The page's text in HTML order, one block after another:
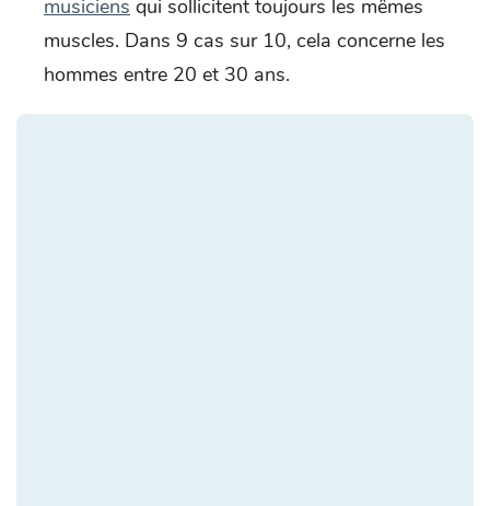
musiciens qui sollicitent toujours les mêmes
muscles. Dans 9 cas sur 10, cela concerne les
hommes entre 20 et 30 ans.